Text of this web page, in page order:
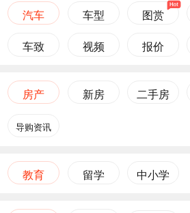
汽车 车型 图赏
车致 视频 报价
房产 新房 二手房
导购资讯
教育 留学 中小学